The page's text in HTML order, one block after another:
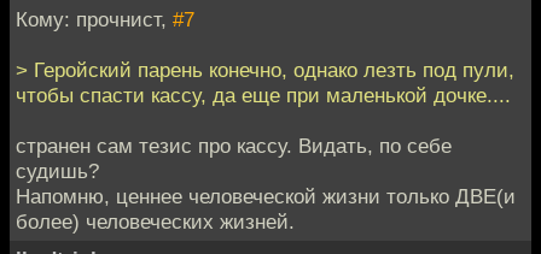
Кому: прочнист, #7
> Геройский парень конечно, однако лезть под пули,
чтобы спасти кассу, да еще при маленькой дочке....
странен сам тезис про кассу. Видать, по себе
судишь?
Напомню, ценнее человеческой жизни только ДВЕ(и
более) человеческих жизней.